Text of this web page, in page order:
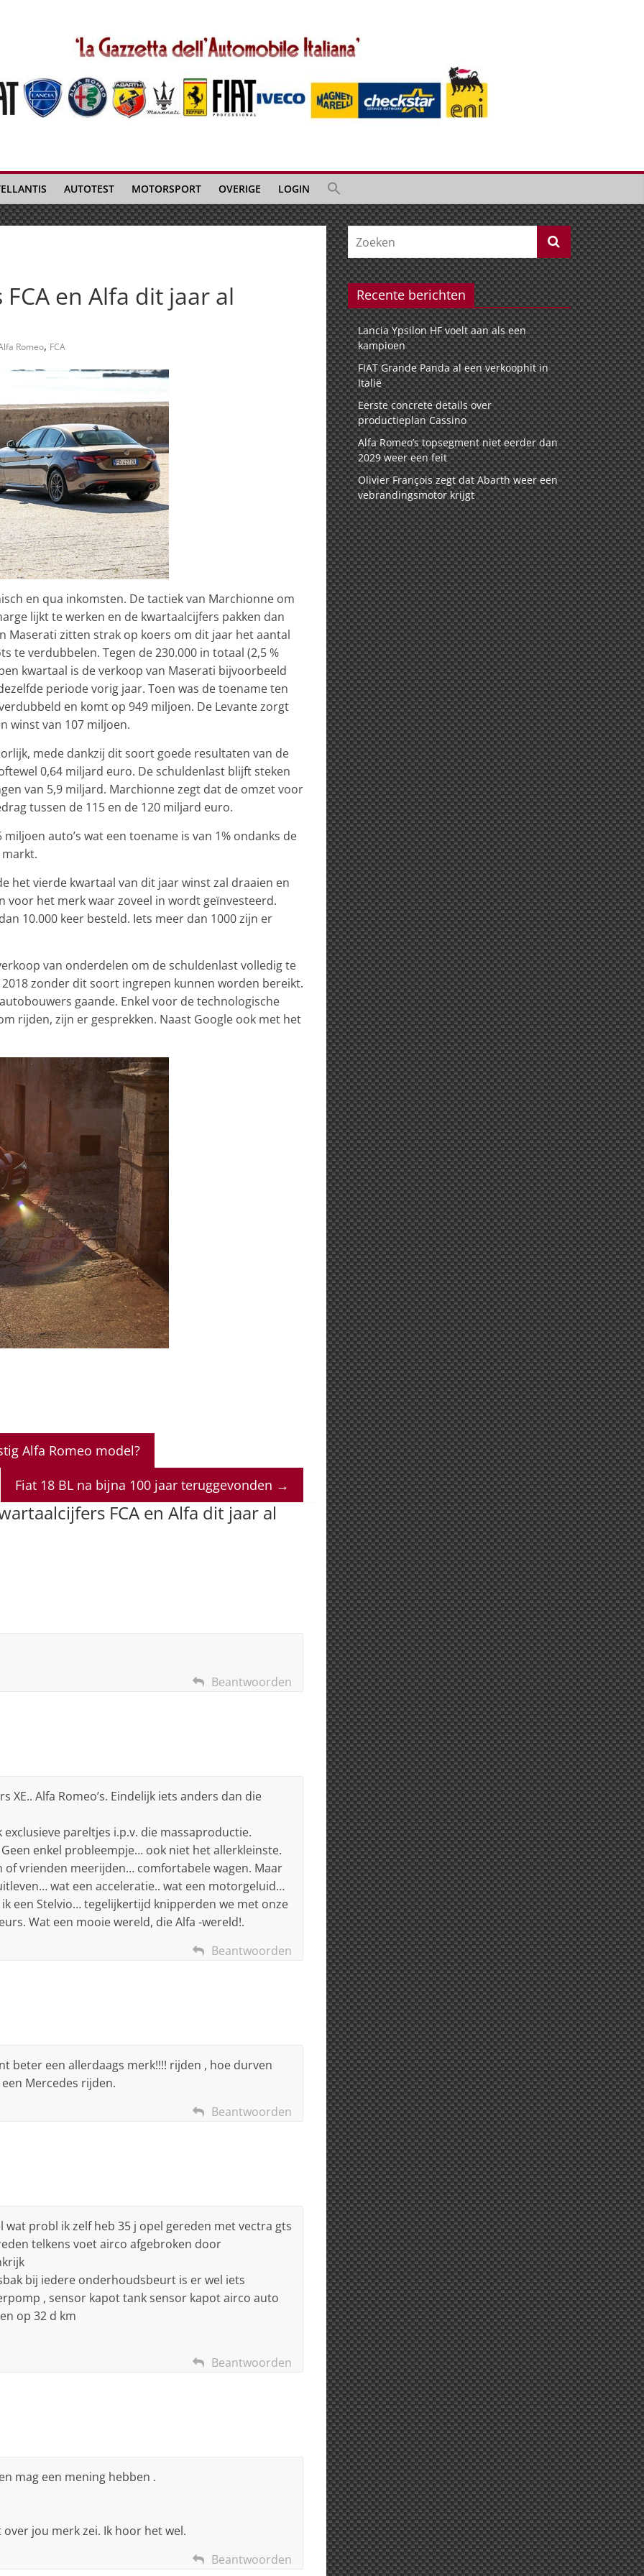
AUTOTEST MOTORSPORT OVERIGE LOGIN
en Alfa dit jaar al
Romeo, FCA
en qua inkomsten. De tactiek van Marchionne om
lijkt te werken en de kwartaalcijfers pakken dan
Maserati zitten strak op koers om dit jaar het aantal
te verdubbelen. Tegen de 230.000 in totaal (2,5 %
kwartaal is de verkoop van Maserati bijvoorbeeld
periode vorig jaar. Toen was de toename ten
en komt op 949 miljoen. De Levante zorgt
winst van 107 miljoen.
mede dankzij dit soort goede resultaten van de
0,64 miljard euro. De schuldenlast blijft steken
van 5,9 miljard. Marchionne zegt dat de omzet voor
tussen de 115 en de 120 miljard euro.
miljoen auto’s wat een toename is van 1% ondanks de
het vierde kwartaal van dit jaar winst zal draaien en
voor het merk waar zoveel in wordt geïnvesteerd.
10.000 keer besteld. Iets meer dan 1000 zijn er
van onderdelen om de schuldenlast volledig te
zonder dit soort ingrepen kunnen worden bereikt.
gaande. Enkel voor de technologische
rijden, zijn er gesprekken. Naast Google ook met het
Alfa Romeo model?
Fiat 18 BL na bijna 100 jaar teruggevonden →
FCA en Alfa dit jaar al
Beantwoorden
XE.. Alfa Romeo’s. Eindelijk iets anders dan die
exclusieve pareltjes i.p.v. die massaproductie.
enkel probleempje… ook niet het allerkleinste.
of vrienden meerijden… comfortabele wagen. Maar
wat een acceleratie.. wat een motorgeluid…
een Stelvio… tegelijkertijd knipperden we met onze
Wat een mooie wereld, die Alfa -wereld!.
Beantwoorden
beter een allerdaags merk!!!! rijden , hoe durven
Mercedes rijden.
Beantwoorden
wat probl ik zelf heb 35 j opel gereden met vectra gts
telkens voet airco afgebroken door
bij iedere onderhoudsbeurt is er wel iets
, sensor kapot tank sensor kapot airco auto
op 32 d km
Beantwoorden
mag een mening hebben .
jou merk zei. Ik hoor het wel.
Beantwoorden
Recente berichten
Lancia Ypsilon HF voelt aan als een
kampioen
FIAT Grande Panda al een verkoophit in
Italië
Eerste concrete details over
productieplan Cassino
Alfa Romeo’s topsegment niet eerder dan
2029 weer een feit
Olivier François zegt dat Abarth weer een
vebrandingsmotor krijgt